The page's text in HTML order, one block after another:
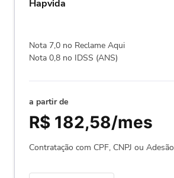
Hapvida
Nota 7,0 no Reclame Aqui
Nota 0,8 no IDSS (ANS)
a partir de
R$ 182,58/mes
Contratação com CPF, CNPJ ou Adesão